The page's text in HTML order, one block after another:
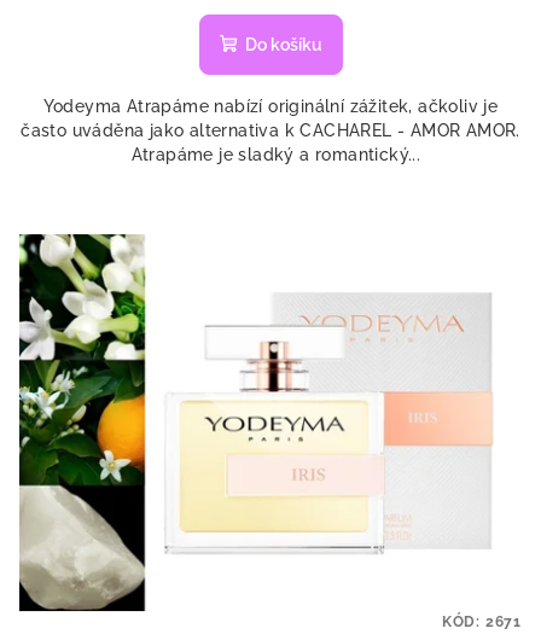
Do košíku
Yodeyma Atrapáme nabízí originální zážitek, ačkoliv je
často uváděna jako alternativa k CACHAREL - AMOR AMOR.
Atrapáme je sladký a romantický...
KÓD: 2671